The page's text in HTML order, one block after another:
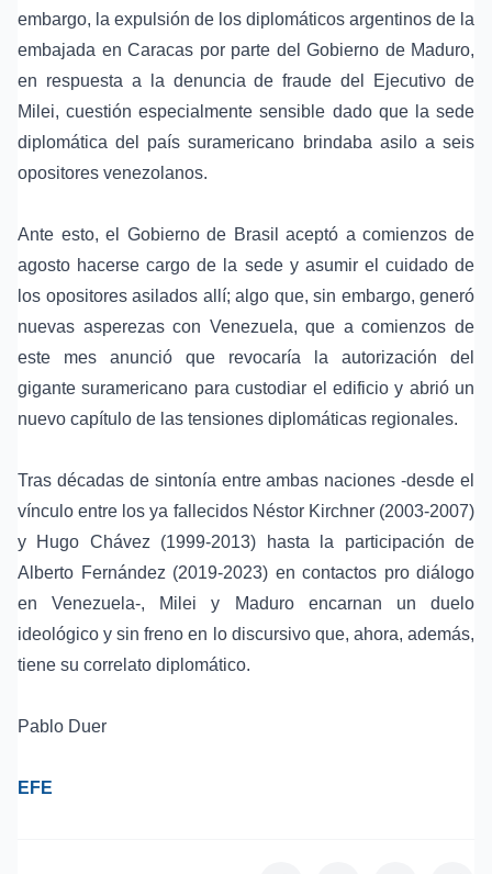
embargo, la expulsión de los diplomáticos argentinos de la
embajada en Caracas por parte del Gobierno de Maduro,
en respuesta a la denuncia de fraude del Ejecutivo de
Milei, cuestión especialmente sensible dado que la sede
diplomática del país suramericano brindaba asilo a seis
opositores venezolanos.
Ante esto, el Gobierno de Brasil aceptó a comienzos de
agosto hacerse cargo de la sede y asumir el cuidado de
los opositores asilados allí; algo que, sin embargo, generó
nuevas asperezas con Venezuela, que a comienzos de
este mes anunció que revocaría la autorización del
gigante suramericano para custodiar el edificio y abrió un
nuevo capítulo de las tensiones diplomáticas regionales.
Tras décadas de sintonía entre ambas naciones -desde el
vínculo entre los ya fallecidos Néstor Kirchner (2003-2007)
y Hugo Chávez (1999-2013) hasta la participación de
Alberto Fernández (2019-2023) en contactos pro diálogo
en Venezuela-, Milei y Maduro encarnan un duelo
ideológico y sin freno en lo discursivo que, ahora, además,
tiene su correlato diplomático.
Pablo Duer
EFE